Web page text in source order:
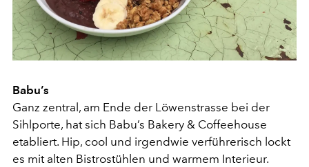
Babu’s
Ganz zentral, am Ende der Löwenstrasse bei der
Sihlporte, hat sich Babu’s Bakery & Coffeehouse
etabliert. Hip, cool und irgendwie verführerisch lockt
es mit alten Bistrostühlen und warmem Interieur.